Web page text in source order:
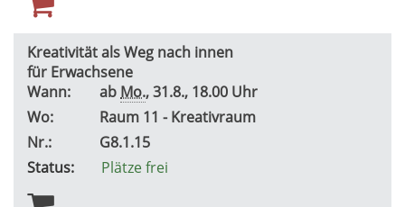
Kreativität als Weg nach innen
für Erwachsene
Wann:
ab Mo., 31.8., 18.00 Uhr
Wo:
Raum 11 - Kreativraum
Nr.:
G8.1.15
Status:
Plätze frei